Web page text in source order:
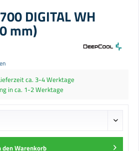
DIGITAL WH
mm)
ca. 3-4 Werktage
in ca. 1-2 Werktage
denWarenkorb